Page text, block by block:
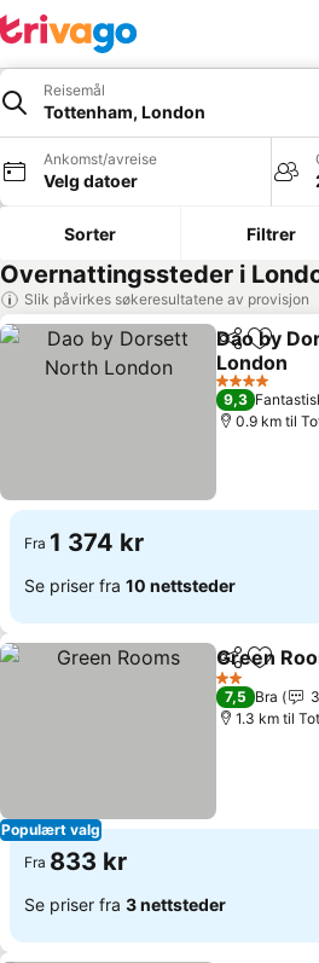
Reisemål
Tottenham, London
Ankomst/avreise
Velg datoer
Sorter Filtrer
Overnattingssteder i
Slik påvirkes søkeresultatene av provisjon
Del Legg
Dao by
London
4 Stjerner
9,3
0.9 km til
Fra 1 374 kr
Se priser fra 10 nettsteder
Populært valg
Del Legg
Green
2 Stjerner
7,5 Bra
1.3 km til
Fra 833 kr
Se priser fra 3 nettsteder